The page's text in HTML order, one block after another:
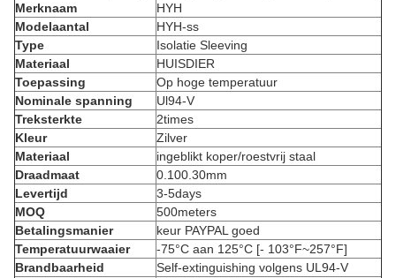
Merknaam
HYH
Modelaantal
HYH-ss
Type
Isolatie Sleeving
Materiaal
HUISDIER
Toepassing
Op hoge temperatuur
Nominale spanning
Ul94-V
Treksterkte
2times
Kleur
Zilver
Materiaal
ingeblikt koper/roestvrij staal
Draadmaat
0.100.30mm
Levertijd
3-5days
MOQ
500meters
Betalingsmanier
keur PAYPAL goed
Temperatuurwaaier
-75°C aan 125°C [- 103°F~257°F]
Brandbaarheid
Self-extinguishing volgens UL94-V